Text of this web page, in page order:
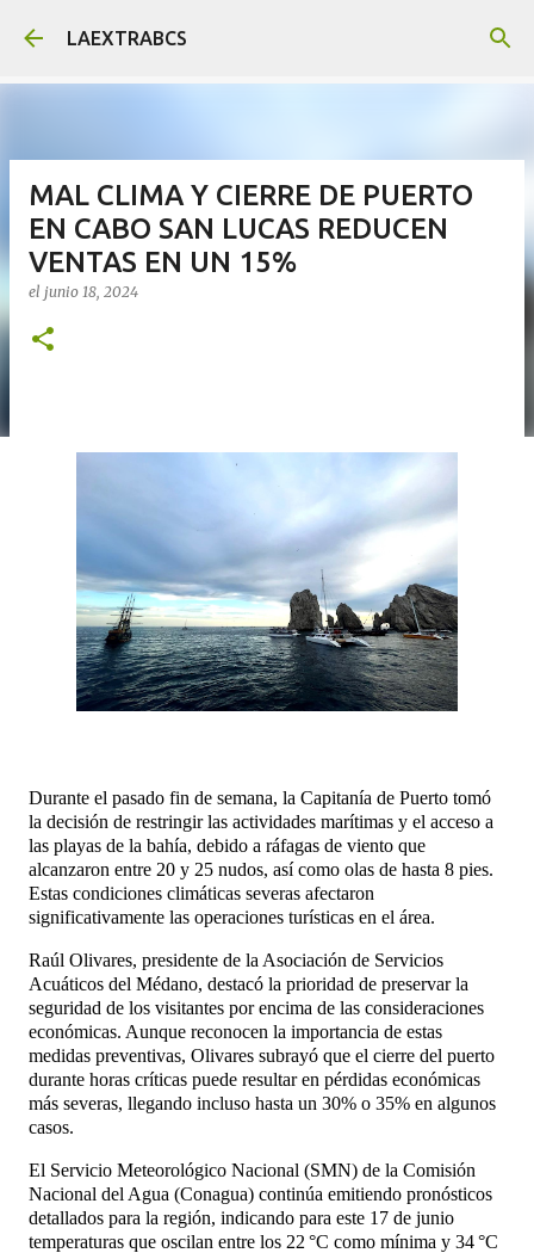
Ir al contenido principal
LAEXTRABCS
MAL CLIMA Y CIERRE DE PUERTO
EN CABO SAN LUCAS REDUCEN
VENTAS EN UN 15%
el junio 18, 2024
Durante el pasado fin de semana, la Capitanía de Puerto tomó
la decisión de restringir las actividades marítimas y el acceso a
las playas de la bahía, debido a ráfagas de viento que
alcanzaron entre 20 y 25 nudos, así como olas de hasta 8 pies.
Estas condiciones climáticas severas afectaron
significativamente las operaciones turísticas en el área.
Raúl Olivares, presidente de la Asociación de Servicios
Acuáticos del Médano, destacó la prioridad de preservar la
seguridad de los visitantes por encima de las consideraciones
económicas. Aunque reconocen la importancia de estas
medidas preventivas, Olivares subrayó que el cierre del puerto
durante horas críticas puede resultar en pérdidas económicas
más severas, llegando incluso hasta un 30% o 35% en algunos
casos.
El Servicio Meteorológico Nacional (SMN) de la Comisión
Nacional del Agua (Conagua) continúa emitiendo pronósticos
detallados para la región, indicando para este 17 de junio
temperaturas que oscilan entre los 22 °C como mínima y 34 °C